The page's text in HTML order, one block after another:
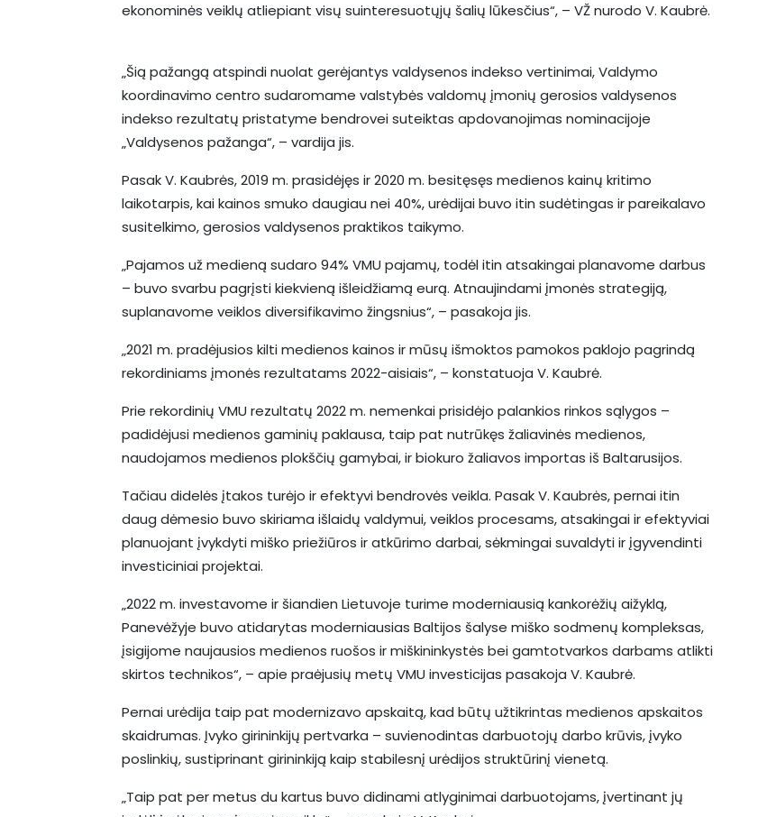
ekonominės veiklų atliepiant visų suinteresuotųjų šalių lūkesčius“, – VŽ nurodo V. Kaubrė.
„Šią pažangą atspindi nuolat gerėjantys valdysenos indekso vertinimai, Valdymo
koordinavimo centro sudaromame valstybės valdomų įmonių gerosios valdysenos
indekso rezultatų pristatyme bendrovei suteiktas apdovanojimas nominacijoje
„Valdysenos pažanga“, – vardija jis.
Pasak V. Kaubrės, 2019 m. prasidėjęs ir 2020 m. besitęsęs medienos kainų kritimo
laikotarpis, kai kainos smuko daugiau nei 40%, urėdijai buvo itin sudėtingas ir pareikalavo
susitelkimo, gerosios valdysenos praktikos taikymo.
„Pajamos už medieną sudaro 94% VMU pajamų, todėl itin atsakingai planavome darbus
– buvo svarbu pagrįsti kiekvieną išleidžiamą eurą. Atnaujindami įmonės strategiją,
suplanavome veiklos diversifikavimo žingsnius“, – pasakoja jis.
„2021 m. pradėjusios kilti medienos kainos ir mūsų išmoktos pamokos paklojo pagrindą
rekordiniams įmonės rezultatams 2022-aisiais“, – konstatuoja V. Kaubrė.
Prie rekordinių VMU rezultatų 2022 m. nemenkai prisidėjo palankios rinkos sąlygos –
padidėjusi medienos gaminių paklausa, taip pat nutrūkęs žaliavinės medienos,
naudojamos medienos plokščių gamybai, ir biokuro žaliavos importas iš Baltarusijos.
Tačiau didelės įtakos turėjo ir efektyvi bendrovės veikla. Pasak V. Kaubrės, pernai itin
daug dėmesio buvo skiriama išlaidų valdymui, veiklos procesams, atsakingai ir efektyviai
planuojant įvykdyti miško priežiūros ir atkūrimo darbai, sėkmingai suvaldyti ir įgyvendinti
investiciniai projektai.
„2022 m. investavome ir šiandien Lietuvoje turime moderniausią kankorėžių aižyklą,
Panevėžyje buvo atidarytas moderniausias Baltijos šalyse miško sodmenų kompleksas,
įsigijome naujausios medienos ruošos ir miškininkystės bei gamtotvarkos darbams atlikti
skirtos technikos“, – apie praėjusių metų VMU investicijas pasakoja V. Kaubrė.
Pernai urėdija taip pat modernizavo apskaitą, kad būtų užtikrintas medienos apskaitos
skaidrumas. Įvyko girininkijų pertvarka – suvienodintas darbuotojų darbo krūvis, įvyko
poslinkių, sustiprinant girininkiją kaip stabilesnį urėdijos struktūrinį vienetą.
„Taip pat per metus du kartus buvo didinami atlyginimai darbuotojams, įvertinant jų